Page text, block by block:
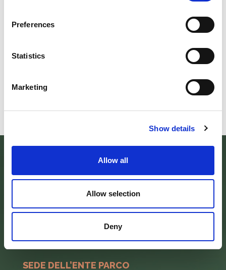
Preferences
Statistics
Marketing
Show details
Allow all
Allow selection
Deny
Il futuro della memoria
scoprire/coltivare/lo spirito/della
Monte
percorre solo
Guide
Penna di
SEDE DELL’ENTE PARCO